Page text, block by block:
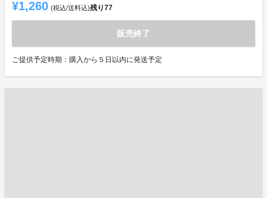
¥1,260 (税込/送料込)残り77
販売終了
ご提供予定時期：購入から５日以内に発送予定